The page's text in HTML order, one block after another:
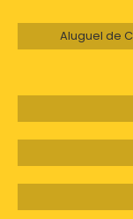
Aluguel de